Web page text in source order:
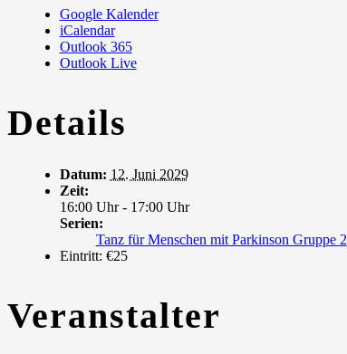
Google Kalender
iCalendar
Outlook 365
Outlook Live
Details
Datum: 12. Juni 2029
Zeit:
16:00 Uhr - 17:00 Uhr
Serien:
Tanz für Menschen mit Parkinson Gruppe 2
Eintritt: €25
Veranstalter